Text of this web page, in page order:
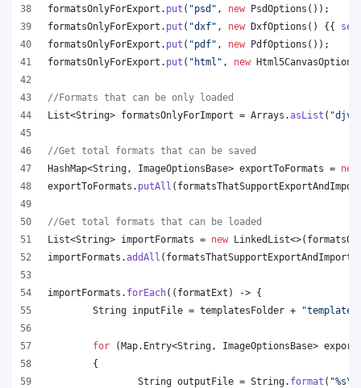
formatsOnlyForExport . put ( "psd" , new PsdOptions ());
formatsOnlyForExport . put ( "dxf" , new DxfOptions () {{
formatsOnlyForExport . put ( "pdf" , new PdfOptions ());
formatsOnlyForExport . put ( "html" , new Html5CanvasOptions
//Formats that can be only loaded
List<String> formatsOnlyForImport = Arrays .asList (
//Get total formats that can be saved
HashMap<String , ImageOptionsBase> exportToFormats = new
exportToFormats . putAll (
//Get total formats that can be loaded
List<String> importFormats = new LinkedList<>(
importFormats .addAll ( formatsThatSupportExportAndImport
importFormats . forEach(( formatExt ) -> {
String inputFile = templatesFolder +
for (Map. Entry<String , ImageOptionsBase>
	{
String outputFile = String. format ( "%s\\